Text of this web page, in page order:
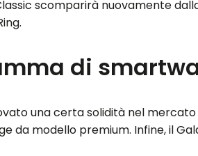
scomparirà nuovamente
di
una certa solidità nel
da modello premium. Infine, il